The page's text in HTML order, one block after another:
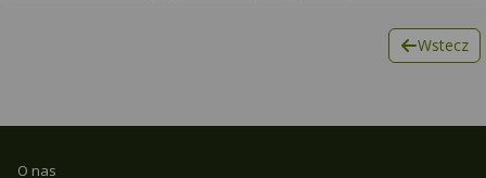
Wstecz
O nas